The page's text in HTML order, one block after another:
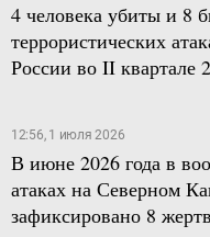
4 человека убиты и 8
террористических
России во II квартале
12:56, 1 июля 2026
В июне 2026 года в
атаках на Северном
зафиксировано 8 жертв